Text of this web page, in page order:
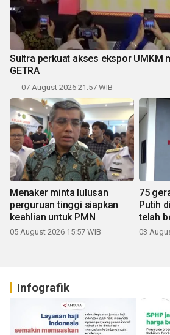
Sultra perkuat akses ekspor UMKM
GETRA
07 August 2026 21:57 WIB
Menaker minta lulusan
perguruan tinggi siapkan
keahlian untuk PMN
05 August 2026 15:57 WIB
75
Putih
telah
03
Infografik